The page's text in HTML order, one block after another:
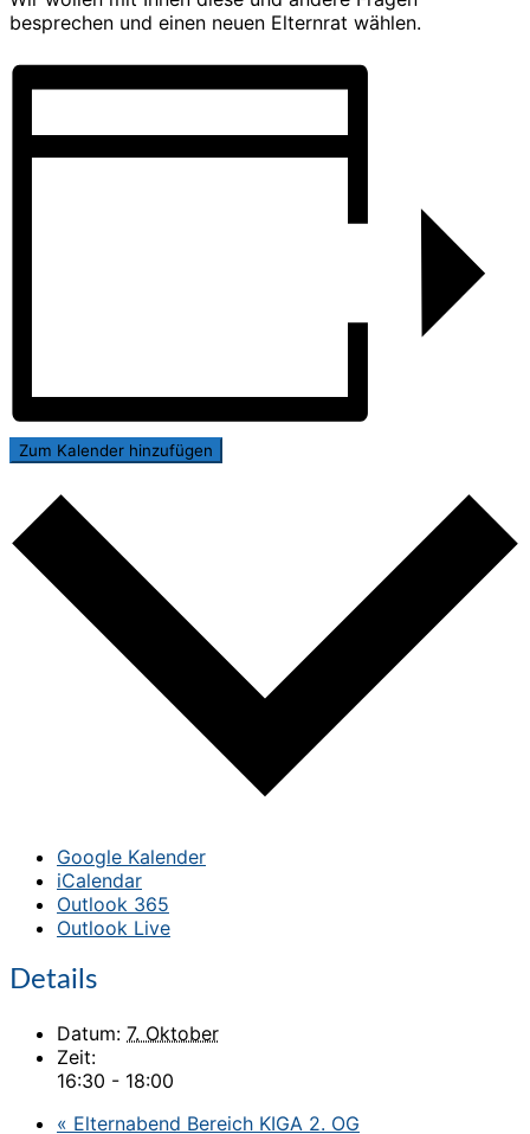
besprechen und einen neuen Elternrat wählen.
Zum Kalender hinzufügen
Google Kalender
iCalendar
Outlook 365
Outlook Live
Details
Datum: 7. Oktober
Zeit:
16:30 - 18:00
« Elternabend Bereich KIGA 2. OG